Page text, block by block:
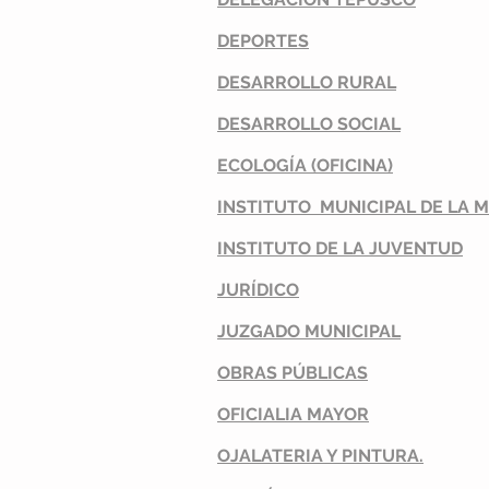
DEPORTES
DESARROLLO RURAL
DESARROLLO SOCIAL
ECOLOGÍA (OFICINA)
INSTITUTO MUNICIPAL DE LA
INSTITUTO DE LA JUVENTUD
JURÍDICO
JUZGADO MUNICIPAL
OBRAS PÚBLICAS
OFICIALIA MAYOR
OJALATERIA Y PINTURA.